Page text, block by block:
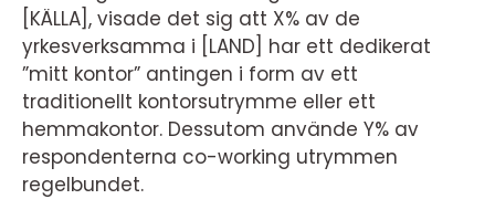
[KÄLLA], visade det sig att X% av de
yrkesverksamma i [LAND] har ett dedikerat
”mitt kontor” antingen i form av ett
traditionellt kontorsutrymme eller ett
hemmakontor. Dessutom använde Y% av
respondenterna co-working utrymmen
regelbundet.